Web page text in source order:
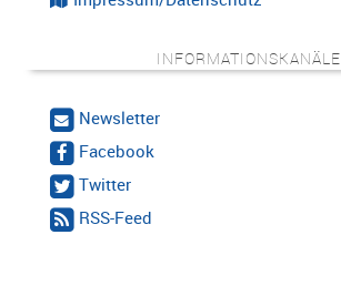
INFORMATIONSKANÄLE
Newsletter
Facebook
Twitter
RSS-Feed